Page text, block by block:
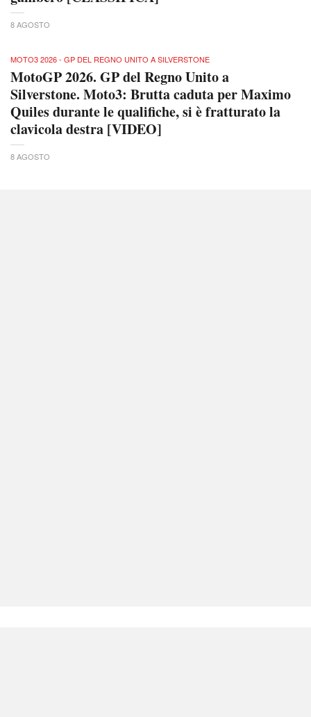
8 AGOSTO
MOTO3 2026 - GP DEL REGNO UNITO A SILVERSTONE
MotoGP 2026. GP del Regno Unito a
Silverstone. Moto3: Brutta caduta per Maximo
Quiles durante le qualifiche, si è fratturato la
clavicola destra [VIDEO]
8 AGOSTO